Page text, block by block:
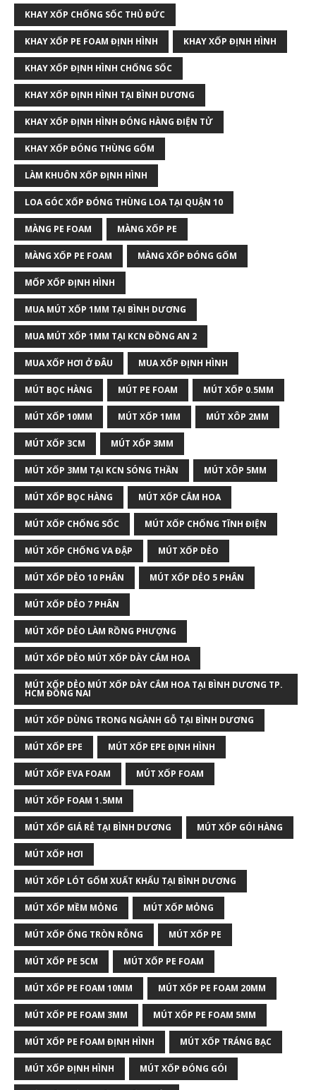
KHAY XỐP CHỐNG SỐC THỦ ĐỨC
KHAY XỐP PE FOAM ĐỊNH HÌNH KHAY XỐP ĐỊNH HÌNH
KHAY XỐP ĐỊNH HÌNH CHỐNG SỐC
KHAY XỐP ĐỊNH HÌNH TẠI BÌNH DƯƠNG
KHAY XỐP ĐỊNH HÌNH ĐÓNG HÀNG ĐIỆN TỬ
KHAY XỐP ĐÓNG THÙNG GỐM
LÀM KHUÔN XỐP ĐỊNH HÌNH
LOA GÓC XỐP ĐÓNG THÙNG LOA TẠI QUẬN 10
MÀNG PE FOAM MÀNG XỐP PE
MÀNG XỐP PE FOAM MÀNG XỐP ĐÓNG GỐM
MỐP XỐP ĐỊNH HÌNH
MUA MÚT XỐP 1MM TẠI BÌNH DƯƠNG
MUA MÚT XỐP 1MM TẠI KCN ĐỒNG AN 2
MUA XỐP HƠI Ở ĐÂU MUA XỐP ĐỊNH HÌNH
MÚT BỌC HÀNG MÚT PE FOAM MÚT XỐP 0.5MM
MÚT XỐP 10MM MÚT XỐP 1MM MÚT XÔP 2MM
MÚT XỐP 3CM MÚT XỐP 3MM
MÚT XỐP 3MM TẠI KCN SÓNG THẦN MÚT XÔP 5MM
MÚT XỐP BỌC HÀNG MÚT XỐP CẮM HOA
MÚT XỐP CHỐNG SỐC MÚT XỐP CHỐNG TĨNH ĐIỆN
MÚT XỐP CHỐNG VA ĐẬP MÚT XỐP DẺO
MÚT XỐP DẺO 10 PHÂN MÚT XỐP DẺO 5 PHÂN
MÚT XỐP DẺO 7 PHÂN
MÚT XỐP DẺO LÀM RỒNG PHƯỢNG
MÚT XỐP DẺO MÚT XỐP DÀY CẮM HOA
MÚT XỐP DẺO MÚT XỐP DÀY CẮM HOA TẠI BÌNH DƯƠNG TP.
HCM ĐỒNG NAI
MÚT XỐP DÙNG TRONG NGÀNH GỖ TẠI BÌNH DƯƠNG
MÚT XỐP EPE MÚT XỐP EPE ĐỊNH HÌNH
MÚT XỐP EVA FOAM MÚT XỐP FOAM
MÚT XỐP FOAM 1.5MM
MÚT XỐP GIÁ RẺ TẠI BÌNH DƯƠNG MÚT XỐP GÓI HÀNG
MÚT XỐP HƠI
MÚT XỐP LÓT GỐM XUẤT KHẨU TẠI BÌNH DƯƠNG
MÚT XỐP MỀM MỎNG MÚT XỐP MỎNG
MÚT XỐP ỐNG TRÒN RỖNG MÚT XỐP PE
MÚT XỐP PE 5CM MÚT XỐP PE FOAM
MÚT XỐP PE FOAM 10MM MÚT XỐP PE FOAM 20MM
MÚT XỐP PE FOAM 3MM MÚT XỐP PE FOAM 5MM
MÚT XỐP PE FOAM ĐỊNH HÌNH MÚT XỐP TRÁNG BẠC
MÚT XỐP ĐỊNH HÌNH MÚT XỐP ĐÓNG GÓI